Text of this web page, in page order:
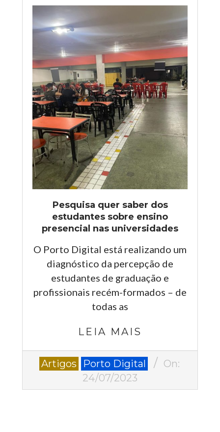
Pesquisa quer saber dos
estudantes sobre ensino
presencial nas universidades
O Porto Digital está realizando um
diagnóstico da percepção de
estudantes de graduação e
profissionais recém-formados – de
todas as
LEIA MAIS
2023-
Artigos Porto Digital
On:
24/07/2023